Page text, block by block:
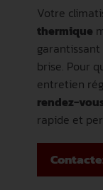
Votre
thermique
brise. Pour
entretien
rendez-
rapide et